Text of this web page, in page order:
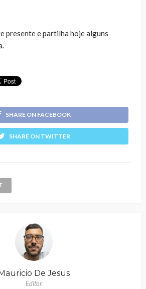
presente e partilha hoje alguns
SHARE ON FACEBOOK
SHARE ON TWITTER
Mauricio De Jesus
Editor